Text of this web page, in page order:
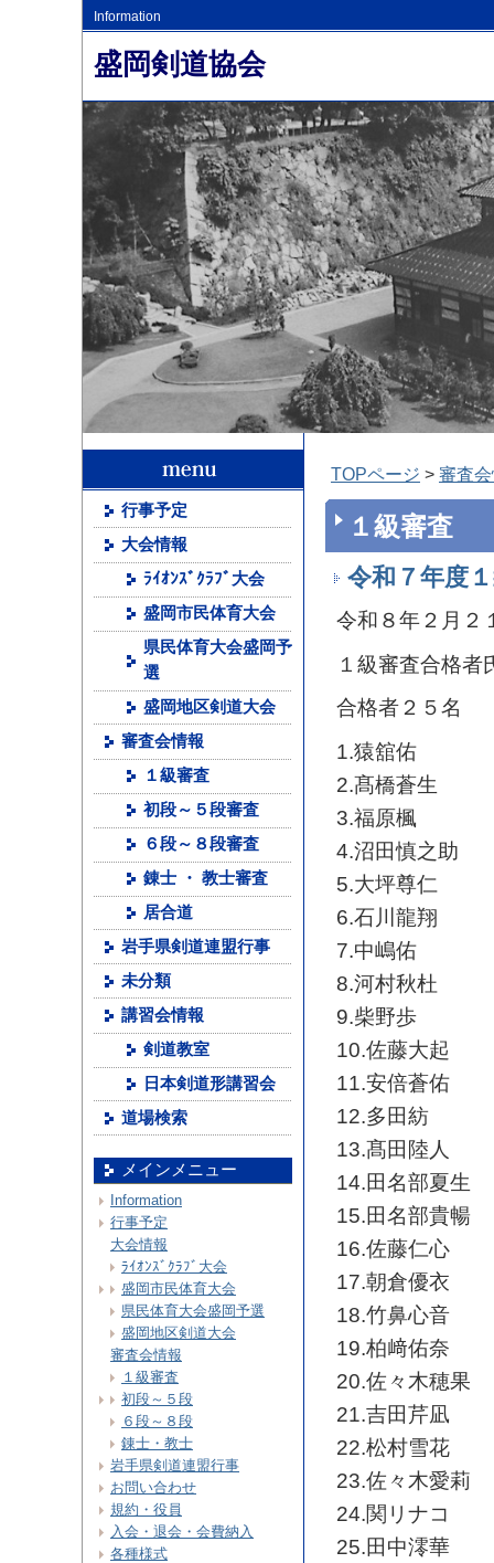
Information
盛岡剣道協会
TOPページ > 審査
１級審査
令和７年度
令和８年２月
１級審査合格者
合格者２５名
1.猿舘佑
2.髙橋蒼生
3.福原楓
4.沼田慎之助
5.大坪尊仁
6.石川龍翔
7.中嶋佑
8.河村秋杜
9.柴野歩
10.佐藤大起
11.安倍蒼佑
12.多田紡
13.髙田陸人
14.田名部夏生
15.田名部貴暢
16.佐藤仁心
17.朝倉優衣
18.竹鼻心音
19.柏﨑佑奈
20.佐々木穂果
21.吉田芹凪
22.松村雪花
23.佐々木愛莉
24.関リナコ
25.田中澪華
行事予定
大会情報
ﾗｲｵﾝｽﾞｸﾗﾌﾞ大会
盛岡市民体育大会
県民体育大会盛岡予
選
盛岡地区剣道大会
審査会情報
１級審査
初段～５段審査
６段～８段審査
錬士 ・ 教士審査
居合道
岩手県剣道連盟行事
未分類
講習会情報
剣道教室
日本剣道形講習会
道場検索
メインメニュー
Information
行事予定
大会情報
ﾗｲｵﾝｽﾞｸﾗﾌﾞ大会
盛岡市民体育大会
県民体育大会盛岡予選
盛岡地区剣道大会
審査会情報
１級審査
初段～５段
６段～８段
錬士・教士
岩手県剣道連盟行事
お問い合わせ
規約・役員
入会・退会・会費納入
各種様式